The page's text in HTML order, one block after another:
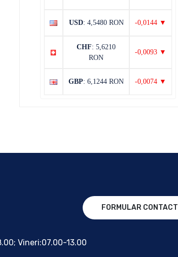
USD: 4,5480 RON -0,0144 ▼
CHF: 5,6210
RON
-0,0093 ▼
GBP: 6,1244 RON -0,0074 ▼
Vineri:07.00-13.00
FORMULAR CONTACT